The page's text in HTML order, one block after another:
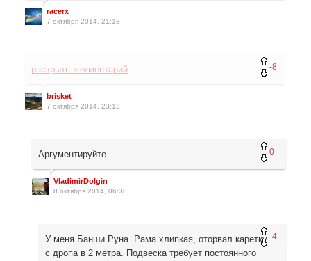
racerx
7 октября 2014, 21:18
-8
раскрыть комментарий
brisket
7 октября 2014, 23:13
0
Аргументируйте.
VladimirDolgin
8 октября 2014, 06:38
-4
У меня Банши Руна. Рама хлипкая, оторвал каретку
с дропа в 2 метра. Подвеска требует постоянного